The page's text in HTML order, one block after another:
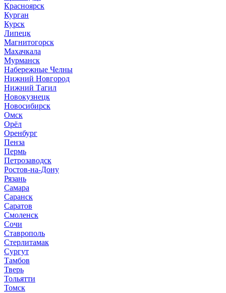
Красноярск
Курган
Курск
Липецк
Магнитогорск
Махачкала
Мурманск
Набережные Челны
Нижний Новгород
Нижний Тагил
Новокузнецк
Новосибирск
Омск
Орёл
Оренбург
Пенза
Пермь
Петрозаводск
Ростов-на-Дону
Рязань
Самара
Саранск
Саратов
Смоленск
Сочи
Ставрополь
Стерлитамак
Сургут
Тамбов
Тверь
Тольятти
Томск